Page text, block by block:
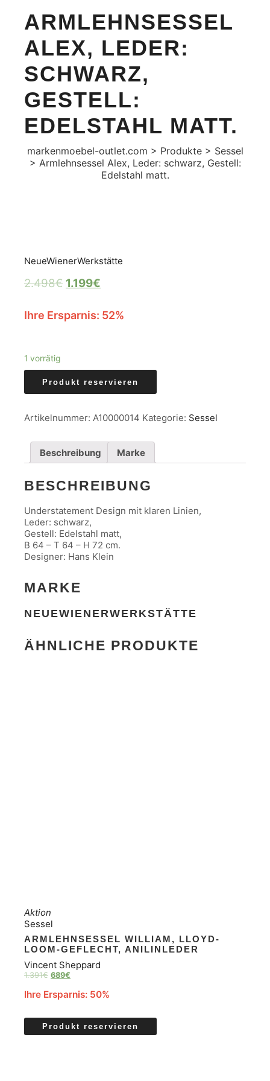
ARMLEHNSESSEL
ALEX, LEDER:
SCHWARZ,
GESTELL:
EDELSTAHL MATT.
markenmoebel-outlet.com > Produkte> Sessel
> Armlehnsessel Alex, Leder: schwarz, Gestell:
Edelstahl matt.
NeueWienerWerkstätte
2.498€ 1.199€
Ihre Ersparnis: 52%
1 vorrätig
Produkt reservieren
Artikelnummer: A10000014 Kategorie: Sessel
Beschreibung Marke
BESCHREIBUNG
Understatement Design mit klaren Linien,
Leder: schwarz,
Gestell: Edelstahl matt,
B 64 – T 64 – H 72 cm.
Designer: Hans Klein
MARKE
NEUEWIENERWERKSTÄTTE
ÄHNLICHE PRODUKTE
Aktion
Sessel
ARMLEHNSESSEL WILLIAM, LLOYD-
LOOM-GEFLECHT, ANILINLEDER
Vincent Sheppard
1.391€ 689€
Ihre Ersparnis: 50%
Produkt reservieren